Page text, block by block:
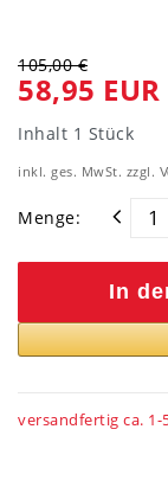
105,00 €
58,95 EUR
Inhalt 1 Stück
inkl. ges. MwSt. zzgl.
Menge:
In
versandfertig ca. 1-